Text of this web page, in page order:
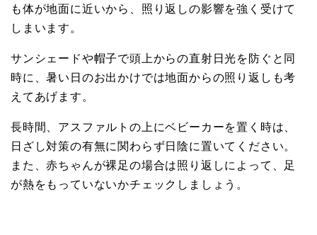
も体が地面に近いから、照り返しの影響を強く受けて
しまいます。
サンシェードや帽子で頭上からの直射日光を防ぐと同
時に、暑い日のお出かけでは地面からの照り返しも考
えてあげます。
長時間、アスファルトの上にベビーカーを置く時は、
日ざし対策の有無に関わらず日陰に置いてください。
また、赤ちゃんが裸足の場合は照り返しによって、足
が熱をもっていないかチェックしましょう。